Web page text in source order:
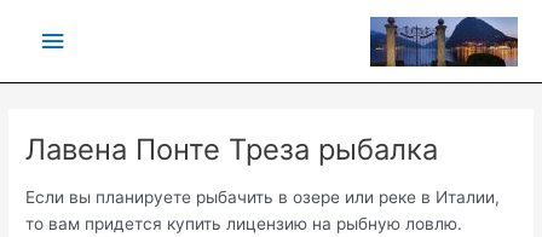
Menu
principale
Лавена Понте Треза рыбалка
Если вы планируете рыбачить в озере или реке в Италии,
то вам придется купить лицензию на рыбную ловлю.